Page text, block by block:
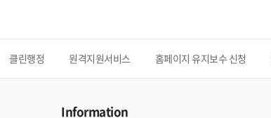
클린행정 원격지원서비스 홈페이지 유지보수 신청
Information